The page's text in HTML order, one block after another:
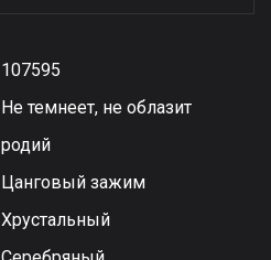
107595
Не темнеет, не облазит
родий
Цанговый зажим
Хрустальный